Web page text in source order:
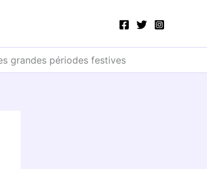
grandes périodes festives